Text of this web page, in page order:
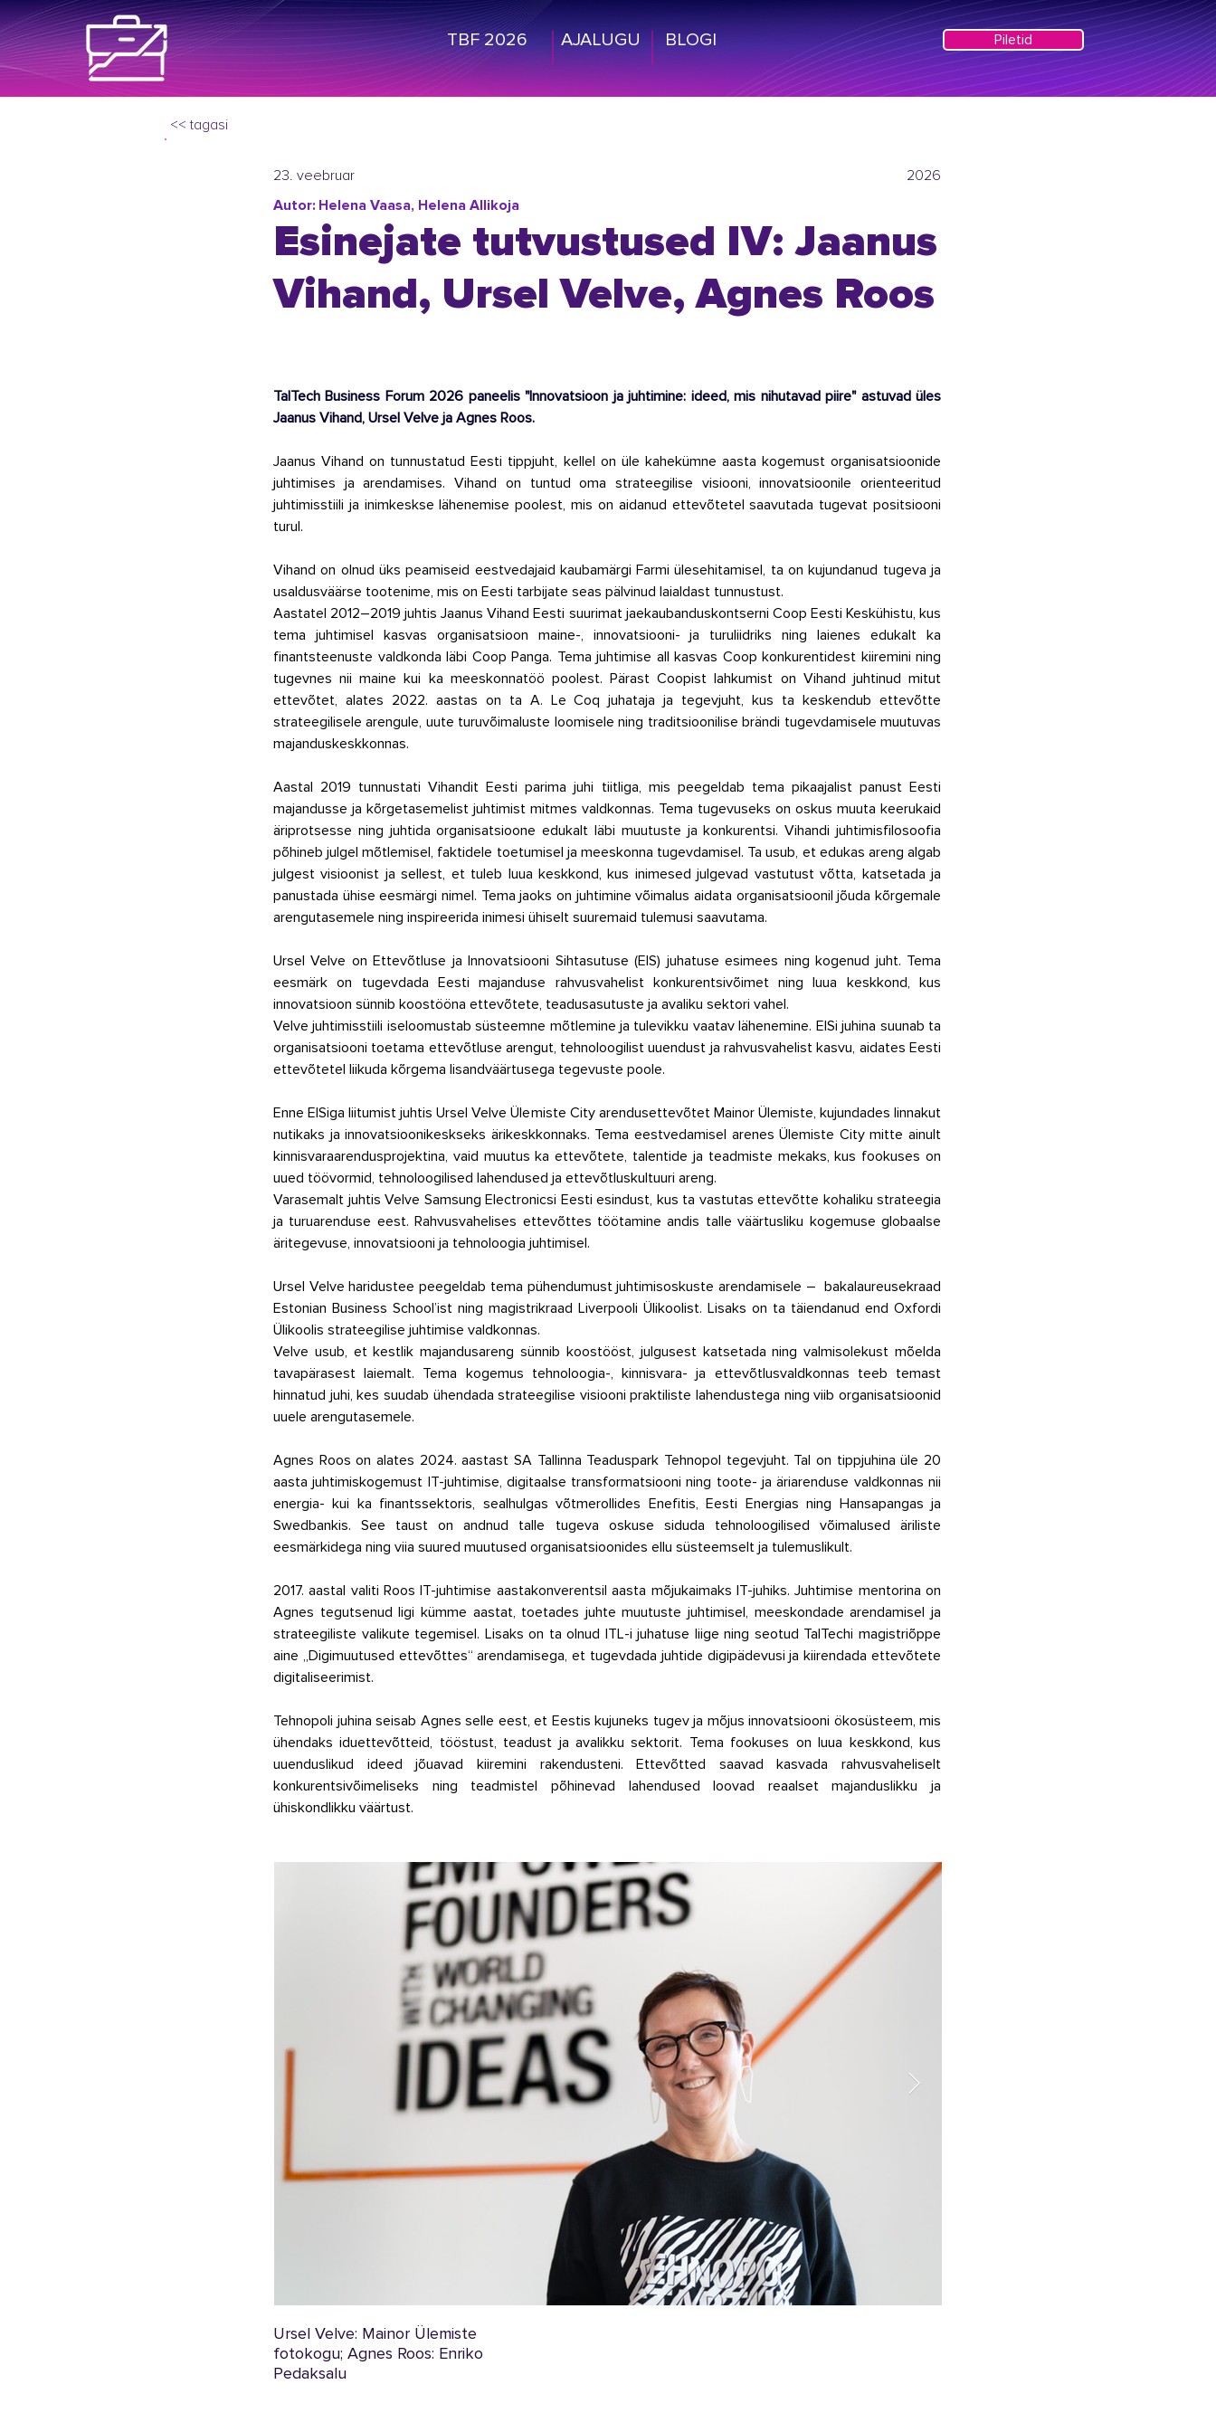
AJALUGU BLOGI
TBF 2026 Piletid
<< tagasi
23. veebruar
Autor: Helena Vaasa, Helena Allikoja
2026
Esinejate tutvustused IV: Jaanus
Vihand, Ursel Velve, Agnes Roos
TalTech Business Forum 2026 paneelis "Innovatsioon ja juhtimine: ideed, mis nihutavad piire" astuvad üles
Jaanus Vihand, Ursel Velve ja Agnes Roos.
Jaanus Vihand on tunnustatud Eesti tippjuht, kellel on üle kahekümne aasta kogemust organisatsioonide
juhtimises ja arendamises. Vihand on tuntud oma strateegilise visiooni, innovatsioonile orienteeritud
juhtimisstiili ja inimkeskse lähenemise poolest, mis on aidanud ettevõtetel saavutada tugevat positsiooni
turul.
Vihand on olnud üks peamiseid eestvedajaid kaubamärgi Farmi ülesehitamisel, ta on kujundanud tugeva ja
usaldusväärse tootenime, mis on Eesti tarbijate seas pälvinud laialdast tunnustust.
Aastatel 2012–2019 juhtis Jaanus Vihand Eesti suurimat jaekaubanduskontserni Coop Eesti Keskühistu, kus
tema juhtimisel kasvas organisatsioon maine-, innovatsiooni- ja turuliidriks ning laienes edukalt ka
finantsteenuste valdkonda läbi Coop Panga. Tema juhtimise all kasvas Coop konkurentidest kiiremini ning
tugevnes nii maine kui ka meeskonnatöö poolest. Pärast Coopist lahkumist on Vihand juhtinud mitut
ettevõtet, alates 2022. aastas on ta A. Le Coq juhataja ja tegevjuht, kus ta keskendub ettevõtte
strateegilisele arengule, uute turuvõimaluste loomisele ning traditsioonilise brändi tugevdamisele muutuvas
majanduskeskkonnas.
Aastal 2019 tunnustati Vihandit Eesti parima juhi tiitliga, mis peegeldab tema pikaajalist panust Eesti
majandusse ja kõrgetasemelist juhtimist mitmes valdkonnas. Tema tugevuseks on oskus muuta keerukaid
äriprotsesse ning juhtida organisatsioone edukalt läbi muutuste ja konkurentsi. Vihandi juhtimisfilosoofia
põhineb julgel mõtlemisel, faktidele toetumisel ja meeskonna tugevdamisel. Ta usub, et edukas areng algab
julgest visioonist ja sellest, et tuleb luua keskkond, kus inimesed julgevad vastutust võtta, katsetada ja
panustada ühise eesmärgi nimel. Tema jaoks on juhtimine võimalus aidata organisatsioonil jõuda kõrgemale
arengutasemele ning inspireerida inimesi ühiselt suuremaid tulemusi saavutama.
Ursel Velve on Ettevõtluse ja Innovatsiooni Sihtasutuse (EIS) juhatuse esimees ning kogenud juht. Tema
eesmärk on tugevdada Eesti majanduse rahvusvahelist konkurentsivõimet ning luua keskkond, kus
innovatsioon sünnib koostööna ettevõtete, teadusasutuste ja avaliku sektori vahel.
Velve juhtimisstiili iseloomustab süsteemne mõtlemine ja tulevikku vaatav lähenemine. EISi juhina suunab ta
organisatsiooni toetama ettevõtluse arengut, tehnoloogilist uuendust ja rahvusvahelist kasvu, aidates Eesti
ettevõtetel liikuda kõrgema lisandväärtusega tegevuste poole.
Enne EISiga liitumist juhtis Ursel Velve Ülemiste City arendusettevõtet Mainor Ülemiste, kujundades linnakut
nutikaks ja innovatsioonikeskseks ärikeskkonnaks. Tema eestvedamisel arenes Ülemiste City mitte ainult
kinnisvaraarendusprojektina, vaid muutus ka ettevõtete, talentide ja teadmiste mekaks, kus fookuses on
uued töövormid, tehnoloogilised lahendused ja ettevõtluskultuuri areng.
Varasemalt juhtis Velve Samsung Electronicsi Eesti esindust, kus ta vastutas ettevõtte kohaliku strateegia
ja turuarenduse eest. Rahvusvahelises ettevõttes töötamine andis talle väärtusliku kogemuse globaalse
äritegevuse, innovatsiooni ja tehnoloogia juhtimisel.
Ursel Velve haridustee peegeldab tema pühendumust juhtimisoskuste arendamisele –  bakalaureusekraad
Estonian Business School’ist ning magistrikraad Liverpooli Ülikoolist. Lisaks on ta täiendanud end Oxfordi
Ülikoolis strateegilise juhtimise valdkonnas.
Velve usub, et kestlik majandusareng sünnib koostööst, julgusest katsetada ning valmisolekust mõelda
tavapärasest laiemalt. Tema kogemus tehnoloogia-, kinnisvara- ja ettevõtlusvaldkonnas teeb temast
hinnatud juhi, kes suudab ühendada strateegilise visiooni praktiliste lahendustega ning viib organisatsioonid
uuele arengutasemele.
Agnes Roos on alates 2024. aastast SA Tallinna Teaduspark Tehnopol tegevjuht. Tal on tippjuhina üle 20
aasta juhtimiskogemust IT-juhtimise, digitaalse transformatsiooni ning toote- ja äriarenduse valdkonnas nii
energia- kui ka finantssektoris, sealhulgas võtmerollides Enefitis, Eesti Energias ning Hansapangas ja
Swedbankis. See taust on andnud talle tugeva oskuse siduda tehnoloogilised võimalused äriliste
eesmärkidega ning viia suured muutused organisatsioonides ellu süsteemselt ja tulemuslikult.
2017. aastal valiti Roos IT-juhtimise aastakonverentsil aasta mõjukaimaks IT-juhiks. Juhtimise mentorina on
Agnes tegutsenud ligi kümme aastat, toetades juhte muutuste juhtimisel, meeskondade arendamisel ja
strateegiliste valikute tegemisel. Lisaks on ta olnud ITL-i juhatuse liige ning seotud TalTechi magistriõppe
aine „Digimuutused ettevõttes“ arendamisega, et tugevdada juhtide digipädevusi ja kiirendada ettevõtete
digitaliseerimist.
Tehnopoli juhina seisab Agnes selle eest, et Eestis kujuneks tugev ja mõjus innovatsiooni ökosüsteem, mis
ühendaks iduettevõtteid, tööstust, teadust ja avalikku sektorit. Tema fookuses on luua keskkond, kus
uuenduslikud ideed jõuavad kiiremini rakendusteni. Ettevõtted saavad kasvada rahvusvaheliselt
konkurentsivõimeliseks ning teadmistel põhinevad lahendused loovad reaalset majanduslikku ja
ühiskondlikku väärtust.
Ursel Velve: Mainor Ülemiste
fotokogu; Agnes Roos: Enriko
Pedaksalu